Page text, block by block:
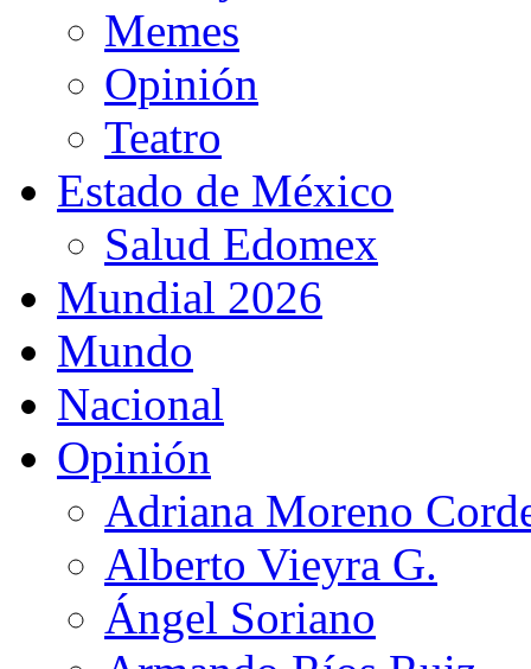
Memes
Opinión
Teatro
Estado de México
Salud Edomex
Mundial 2026
Mundo
Nacional
Opinión
Adriana Moreno
Alberto Vieyra G.
Ángel Soriano